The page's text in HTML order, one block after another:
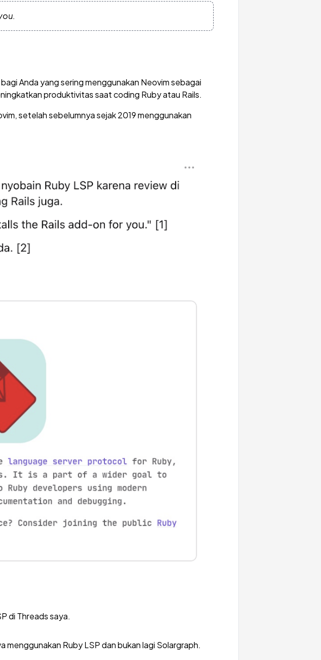
Anda yang sering menggunakan Neovim sebagai
produktivitas saat coding Ruby atau Rails.
setelah sebelumnya sejak 2019 menggunakan
di Threads saya.
menggunakan Ruby LSP dan bukan lagi Solargraph.